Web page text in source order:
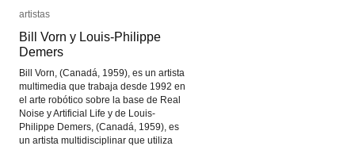
artistas
Bill Vorn y Louis-Philippe
Demers
Bill Vorn, (Canadá, 1959), es un artista
multimedia que trabaja desde 1992 en
el arte robótico sobre la base de Real
Noise y Artificial Life y de Louis-
Philippe Demers, (Canadá, 1959), es
un artista multidisciplinar que utiliza
artistas
Bill Vorn y Louis-Philippe
Demers